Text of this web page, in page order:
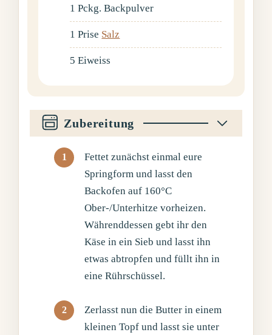
1 Pckg. Backpulver
1 Prise Salz
5 Eiweiss
Zubereitung
Fettet zunächst einmal eure
Springform und lasst den
Backofen auf 160°C
Ober-/Unterhitze vorheizen.
Währenddessen gebt ihr den
Käse in ein Sieb und lasst ihn
etwas abtropfen und füllt ihn in
eine Rührschüssel.
Zerlasst nun die Butter in einem
kleinen Topf und lasst sie unter